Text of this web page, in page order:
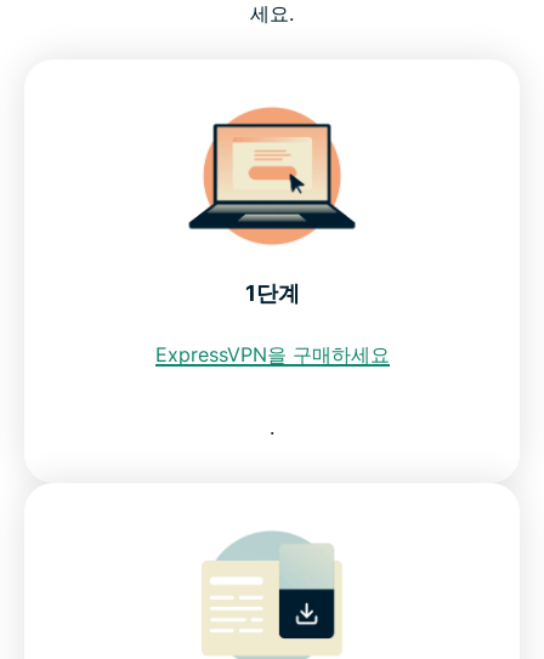
브라질 IP 주소를 얻기 위해 무료 VPN을 사용해도 되
ExpressVPN이 최고의 브라질 VPN인 이유
위험 부담 없이 브라질 VPN을 이용해보세요
세요.
1단계
ExpressVPN을 구매하세요
.